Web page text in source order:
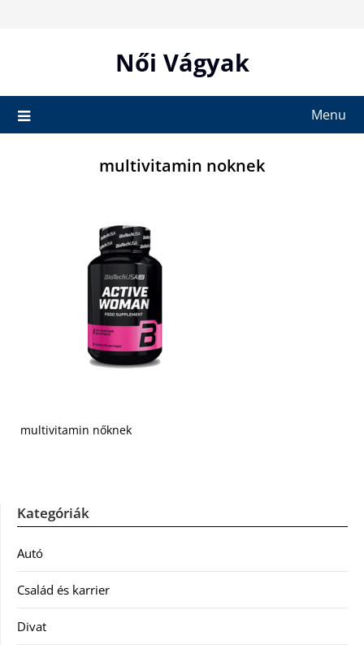
Női Vágyak
Menu
multivitamin noknek
multivitamin nőknek
Kategóriák
Autó
Család és karrier
Divat